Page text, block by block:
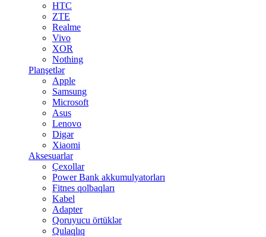
HTC
ZTE
Realme
Vivo
XOR
Nothing
Planşetlər
Apple
Samsung
Microsoft
Asus
Lenovo
Digər
Xiaomi
Aksesuarlar
Çexollar
Power Bank akkumulyatorları
Fitnes qolbaqları
Kabel
Adapter
Qoruyucu örtüklər
Qulaqlıq